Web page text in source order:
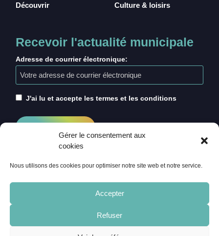
Gérer le consentement aux
cookies
Nous utilisons des cookies pour optimiser notre site web et notre service.
Accepter
Refuser
Découvrir Culture & loisirs
Recevoir l'actualité municipale
Adresse de courrier électronique:
J'ai lu et accepte les termes et les conditions
CRÉDITS
MENTIONS LÉGALES